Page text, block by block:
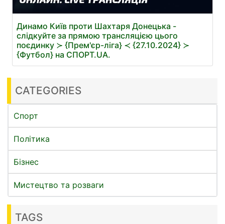
Динамо Київ проти Шахтаря Донецька -
слідкуйте за прямою трансляцією цього
поєдинку ≻ {Прем'єр-ліга} ≺ {27.10.2024} ≻
{Футбол} на СПОРТ.UA.
CATEGORIES
Спорт
Політика
Бізнес
Мистецтво та розваги
TAGS